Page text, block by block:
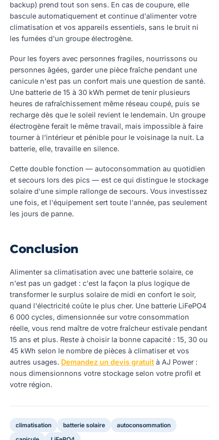
backup) prend tout son sens. En cas de coupure, elle
bascule automatiquement et continue d'alimenter votre
climatisation et vos appareils essentiels, sans le bruit ni
les fumées d'un groupe électrogène.
Pour les foyers avec personnes fragiles, nourrissons ou
personnes âgées, garder une pièce fraîche pendant une
canicule n'est pas un confort mais une question de santé.
Une batterie de 15 à 30 kWh permet de tenir plusieurs
heures de rafraîchissement même réseau coupé, puis se
recharge dès que le soleil revient le lendemain. Un groupe
électrogène ferait le même travail, mais impossible à faire
tourner à l'intérieur et pénible pour le voisinage la nuit. La
batterie, elle, travaille en silence.
Cette double fonction — autoconsommation au quotidien
et secours lors des pics — est ce qui distingue le stockage
solaire d'une simple rallonge de secours. Vous investissez
une fois, et l'équipement sert toute l'année, pas seulement
les jours de panne.
Conclusion
Alimenter sa climatisation avec une batterie solaire, ce
n'est pas un gadget : c'est la façon la plus logique de
transformer le surplus solaire de midi en confort le soir,
quand l'électricité coûte le plus cher. Une batterie LiFePO4
6 000 cycles, dimensionnée sur votre consommation
réelle, vous rend maître de votre fraîcheur estivale pendant
15 ans et plus. Reste à choisir la bonne capacité : 15, 30 ou
45 kWh selon le nombre de pièces à climatiser et vos
autres usages. Demandez un devis gratuit à AJ Power :
nous dimensionnons votre stockage selon votre profil et
votre région.
climatisation batterie solaire
autoconsommation